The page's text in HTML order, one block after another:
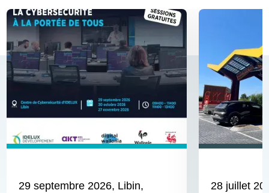
29 septembre 2026, Libin,
28 juillet